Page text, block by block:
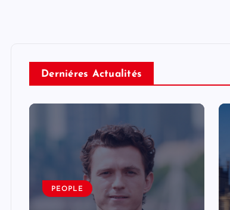
Derniéres Actualités
PEOPLE